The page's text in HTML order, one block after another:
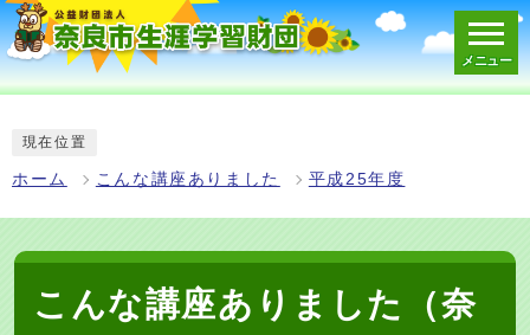
メニュー
現在位置
ホーム こんな講座ありました 平成25年度
こんな講座ありました（奈